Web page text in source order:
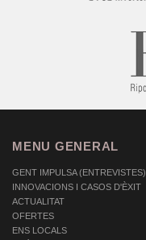
MENU GENERAL
GENT IMPULSA (ENTREVISTES)
INNOVACIONS I CASOS D'ÈXIT
ACTUALITAT
OFERTES
ENS LOCALS